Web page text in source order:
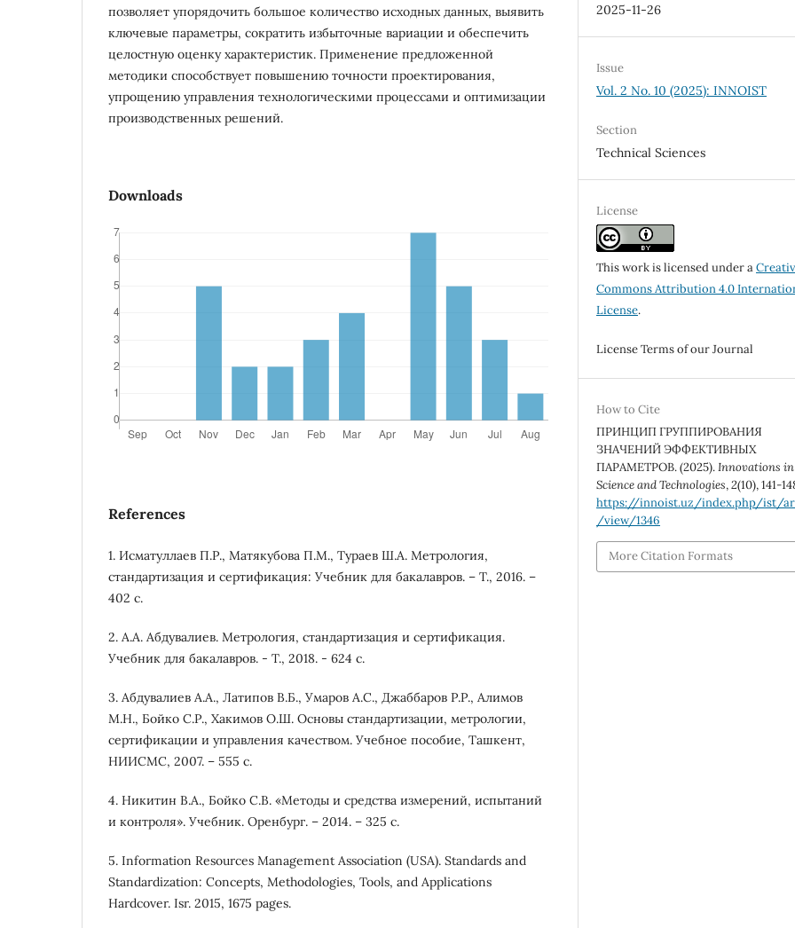
позволяет упорядочить большое количество исходных данных, выявить
ключевые параметры, сократить избыточные вариации и обеспечить
целостную оценку характеристик. Применение предложенной
методики способствует повышению точности проектирования,
упрощению управления технологическими процессами и оптимизации
производственных решений.
Downloads
References
1. Исматуллаев П.Р., Матякубова П.М., Тураев Ш.А. Метрология,
стандартизация и сертификация: Учебник для бакалавров. – Т., 2016. –
402 с.
2. А.А. Абдувалиев. Метрология, стандартизация и сертификация.
Учебник для бакалавров. - Т., 2018. - 624 c.
3. Абдувалиев А.А., Латипов В.Б., Умаров А.С., Джаббаров Р.Р., Алимов
М.Н., Бойко С.Р., Хакимов О.Ш. Основы стандартизации, метрологии,
сертификации и управления качеством. Учебное пособие, Ташкент,
НИИСМС, 2007. – 555 с.
4. Никитин В.А., Бойко С.В. «Методы и средства измерений, испытаний
и контроля». Учебник. Оренбург. – 2014. – 325 с.
5. Information Resources Management Association (USA). Standards and
Standardization: Concepts, Methodologies, Tools, and Applications
Hardcover. Isr. 2015, 1675 pages.
2025-11-26
Issue
Vol. 2 No. 10 (2025): INNOIST
Section
Technical Sciences
License
This work is licensed under a
Commons Attribution 4.0
License.
License Terms of our Journal
How to Cite
ПРИНЦИП ГРУППИРОВАНИЯ
ЗНАЧЕНИЙ ЭФФЕКТИВНЫХ
ПАРАМЕТРОВ. (2025).Innovations in
Science and Technologies,2(10), 141-
https://innoist.uz/index.php/ist/
/view/1346
More Citation Formats